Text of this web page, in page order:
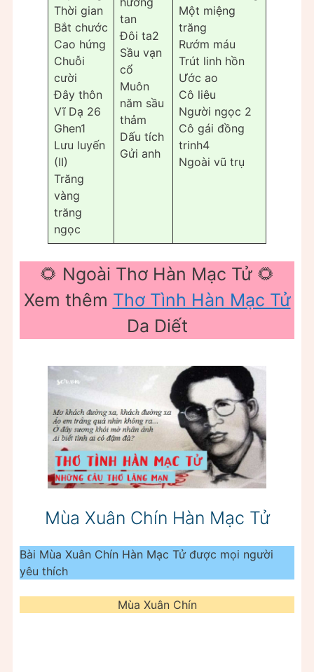
Thời gian
Bắt chước
Cao hứng
Chuỗi
cười
Đây thôn
Vĩ Dạ 26
Ghen1
Lưu luyến
(II)
Trăng
vàng
trăng
ngọc
tan
Đôi ta2
Sầu vạn
cổ
Muôn
năm sầu
thảm
Dấu tích
Gửi anh
Một miệng
trăng
Rướm máu
Trút linh hồn
Ước ao
Cô liêu
Người ngọc 2
Cô gái đồng
trinh4
Ngoài vũ trụ
🌻 Ngoài Thơ Hàn Mạc Tử 🌻
Xem thêm Thơ Tình Hàn Mạc Tử
Da Diết
Mùa Xuân Chín Hàn Mạc Tử
Bài Mùa Xuân Chín Hàn Mạc Tử được mọi người
yêu thích
Mùa Xuân Chín